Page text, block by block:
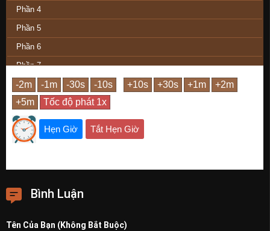
Phần 4
Phần 5
Phần 6
Phần 7
Phần 8
Phần 9
Phần 10
Phần Cuối
Hẹn Giờ Tắt Hẹn Giờ
Bình Luận
Tên Của Bạn (Không Bắt Buộc)